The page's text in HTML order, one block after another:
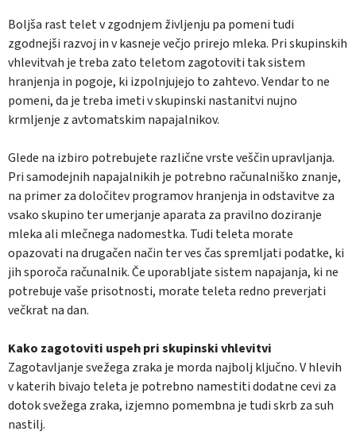
Boljša rast telet v zgodnjem življenju pa pomeni tudi
zgodnejši razvoj in v kasneje večjo prirejo mleka. Pri skupinskih
vhlevitvah je treba zato teletom zagotoviti tak sistem
hranjenja in pogoje, ki izpolnjujejo to zahtevo. Vendar to ne
pomeni, da je treba imeti v skupinski nastanitvi nujno
krmljenje z avtomatskim napajalnikov.
Glede na izbiro potrebujete različne vrste veščin upravljanja.
Pri samodejnih napajalnikih je potrebno računalniško znanje,
na primer za določitev programov hranjenja in odstavitve za
vsako skupino ter umerjanje aparata za pravilno doziranje
mleka ali mlečnega nadomestka. Tudi teleta morate
opazovati na drugačen način ter ves čas spremljati podatke, ki
jih sporoča računalnik. Če uporabljate sistem napajanja, ki ne
potrebuje vaše prisotnosti, morate teleta redno preverjati
večkrat na dan.
Kako zagotoviti uspeh pri skupinski vhlevitvi
Zagotavljanje svežega zraka je morda najbolj ključno. V hlevih
v katerih bivajo teleta je potrebno namestiti dodatne cevi za
dotok svežega zraka, izjemno pomembna je tudi skrb za suh
nastilj.